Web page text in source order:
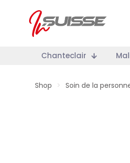
Chanteclair
Shop > Soin de la